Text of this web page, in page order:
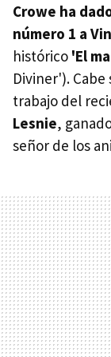
Crowe ha
número 1 a
histórico 'El
Diviner').
trabajo del
Lesnie,
señor de los